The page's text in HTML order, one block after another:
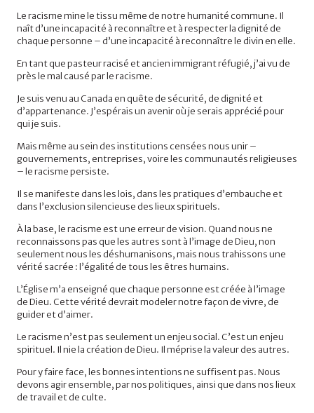
Le racisme mine le tissu même de notre humanité commune. Il
naît d’une incapacité à reconnaître et à respecter la dignité de
chaque personne – d’une incapacité à reconnaître le divin en elle.
En tant que pasteur racisé et ancien immigrant réfugié, j’ai vu de
près le mal causé par le racisme.
Je suis venu au Canada en quête de sécurité, de dignité et
d’appartenance. J’espérais un avenir où je serais apprécié pour
qui je suis.
Mais même au sein des institutions censées nous unir –
gouvernements, entreprises, voire les communautés religieuses
– le racisme persiste.
Il se manifeste dans les lois, dans les pratiques d’embauche et
dans l’exclusion silencieuse des lieux spirituels.
À la base, le racisme est une erreur de vision. Quand nous ne
reconnaissons pas que les autres sont à l’image de Dieu, non
seulement nous les déshumanisons, mais nous trahissons une
vérité sacrée : l’égalité de tous les êtres humains.
L’Église m’a enseigné que chaque personne est créée à l’image
de Dieu. Cette vérité devrait modeler notre façon de vivre, de
guider et d’aimer.
Le racisme n’est pas seulement un enjeu social. C’est un enjeu
spirituel. Il nie la création de Dieu. Il méprise la valeur des autres.
Pour y faire face, les bonnes intentions ne suffisent pas. Nous
devons agir ensemble, par nos politiques, ainsi que dans nos lieux
de travail et de culte.